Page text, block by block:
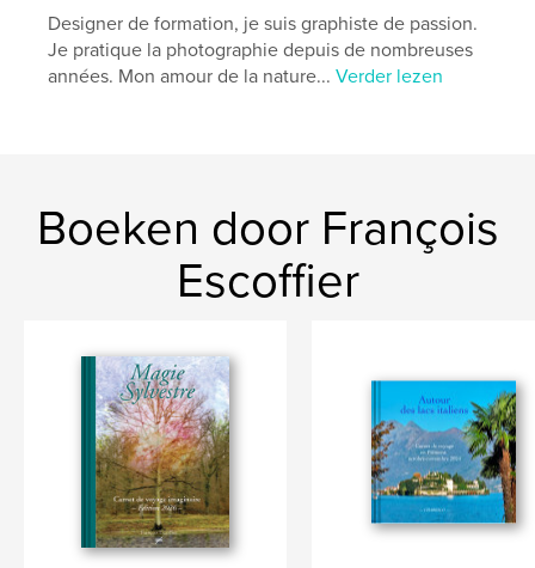
nouvelles , Littérature
Designer de formation, je suis graphiste de passion.
Je pratique la photographie depuis de nombreuses
années. Mon amour de la nature...Verder lezen
Boeken door François
Escoffier